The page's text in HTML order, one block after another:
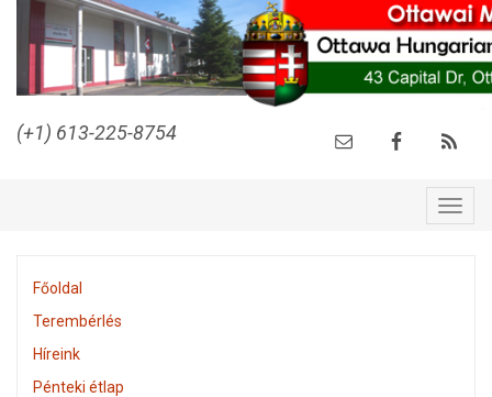
(+1) 613-225-8754
Főoldal
Terembérlés
Híreink
Pénteki étlap